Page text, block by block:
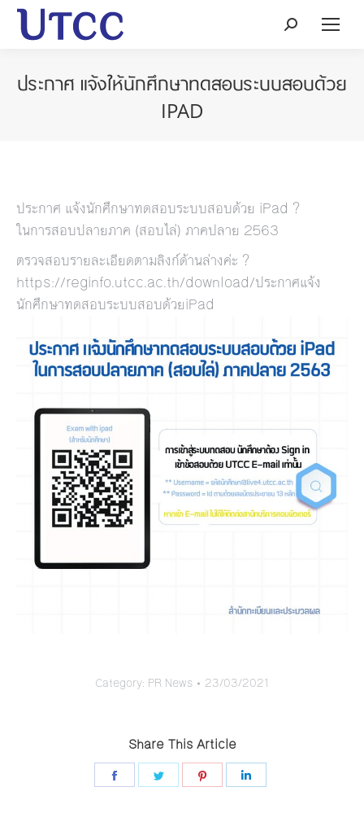
Search:
ประกาศ แจ้งให้นักศึกษาทดสอบระบบสอบด้วย
IPAD
ประกาศ แจ้งนักศึกษาทดสอบระบบสอบด้วย iPad ?
ในการสอบปลายภาค (สอบไล่) ภาคปลาย 2563
ตรวจสอบรายละเอียดตามลิงก์ด้านล่างค่ะ ?
https://reginfo.utcc.ac.th/download/ประกาศแจ้ง
นักศึกษาทดสอบระบบสอบด้วยiPad
Category: PR News 23/03/2021
Share This Article
Share
Share
Share